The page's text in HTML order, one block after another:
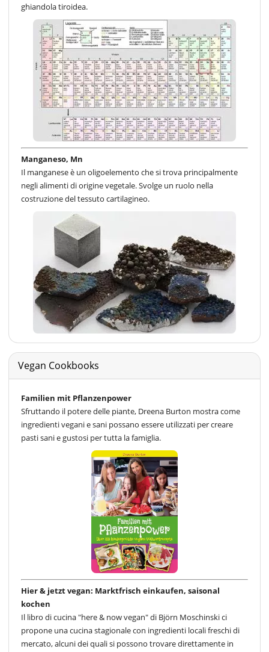
ghiandola tiroidea.
Manganeso, Mn
Il manganese è un oligoelemento che si trova principalmente
negli alimenti di origine vegetale. Svolge un ruolo nella
costruzione del tessuto cartilagineo.
Vegan Cookbooks
Familien mit Pflanzenpower
Sfruttando il potere delle piante, Dreena Burton mostra come
ingredienti vegani e sani possano essere utilizzati per creare
pasti sani e gustosi per tutta la famiglia.
Hier & jetzt vegan: Marktfrisch einkaufen, saisonal
kochen
Il libro di cucina "here & now vegan" di Björn Moschinski ci
propone una cucina stagionale con ingredienti locali freschi di
mercato, alcuni dei quali si possono trovare direttamente in